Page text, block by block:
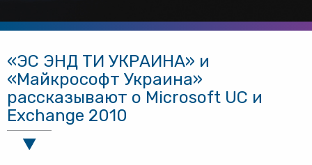
«ЭС ЭНД ТИ УКРАИНА» и
«Майкрософт Украина»
рассказывают о Microsoft UC и
Exchange 2010